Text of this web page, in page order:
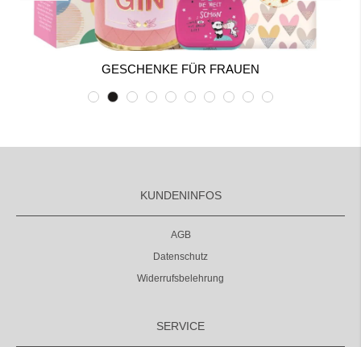
GESCHENKE FÜR FRAUEN
KUNDENINFOS
AGB
Datenschutz
Widerrufsbelehrung
SERVICE